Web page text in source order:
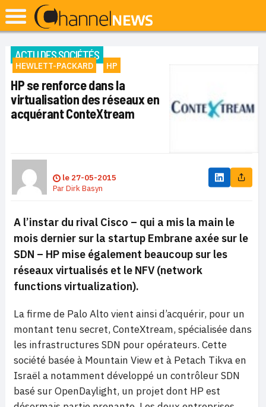
ACTU DES SOCIÉTÉS
HEWLETT-PACKARD HP
HP se renforce dans la
virtualisation des réseaux en
acquérant ConteXtream
le 27-05-2015
ParDirk Basyn
A l’instar du rival Cisco – qui a mis la main le
mois dernier sur la startup Embrane axée sur le
SDN – HP mise également beaucoup sur les
réseaux virtualisés et le NFV (network
functions virtualization).
La firme de Palo Alto vient ainsi d’acquérir, pour un
montant tenu secret, ConteXtream, spécialisée dans
les infrastructures SDN pour opérateurs. Cette
société basée à Mountain View et à Petach Tikva en
Israël a notamment développé un contrôleur SDN
basé sur OpenDaylight, un projet dont HP est